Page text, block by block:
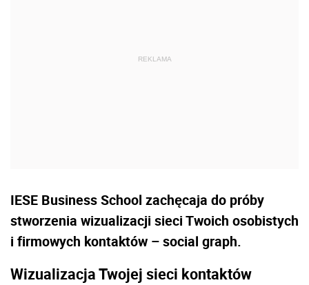
IESE Business School zachęcaja do próby
stworzenia wizualizacji sieci Twoich osobistych
i firmowych kontaktów – social graph.
Wizualizacja Twojej sieci kontaktów